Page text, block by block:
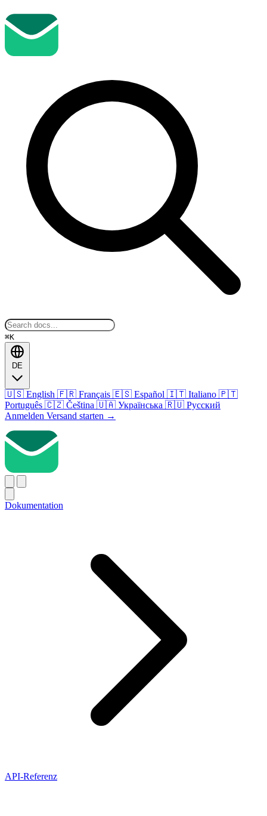
⌘K
DE
🇺🇸 English 🇫🇷 Français 🇪🇸 Español 🇮🇹 Italiano 🇵🇹
Português 🇨🇿 Čeština 🇺🇦 Українська 🇷🇺 Русский
Anmelden Versand starten →
Dokumentation
API-Referenz